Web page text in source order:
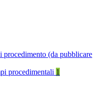
procedimento (da pubblicare
procedimentali 1